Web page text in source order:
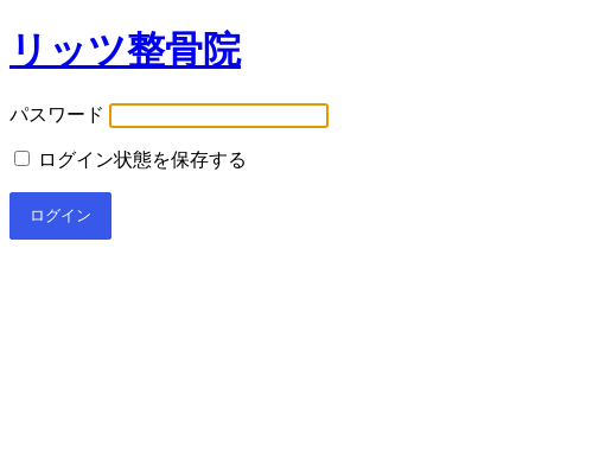
リッツ整骨院
パスワード
ログイン状態を保存する